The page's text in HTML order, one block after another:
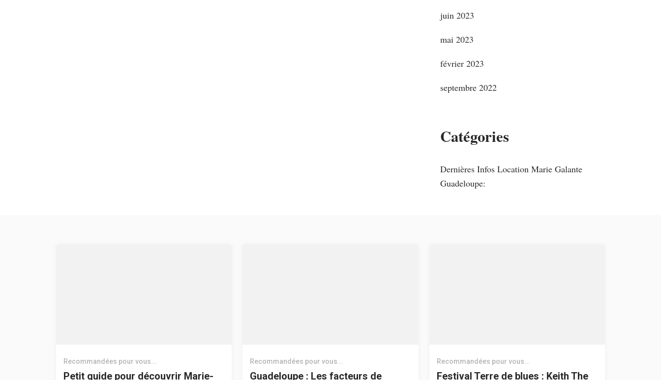
juin 2023
mai 2023
février 2023
septembre 2022
Catégories
Dernières Infos Location Marie Galante
Guadeloupe:
Recommandées pour vous...
Petit guide pour découvrir Marie-
Recommandées pour vous...
Guadeloupe : Les facteurs de
Recommandées pour vous...
Festival Terre de blues : Keith The